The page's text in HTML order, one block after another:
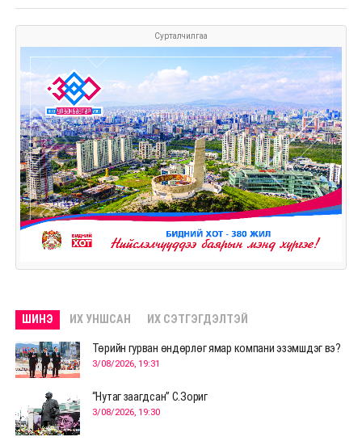
Сурталчилгаа
ШИНЭ ИХ УНШСАН ИХ СЭТГЭГДЭЛТЭЙ
Төрийн гурван өндөрлөг ямар компани эзэмшдэг вэ?
3/08/2026, 19:31
“Нутаг заагдсан” С.Зориг
3/08/2026, 19:30